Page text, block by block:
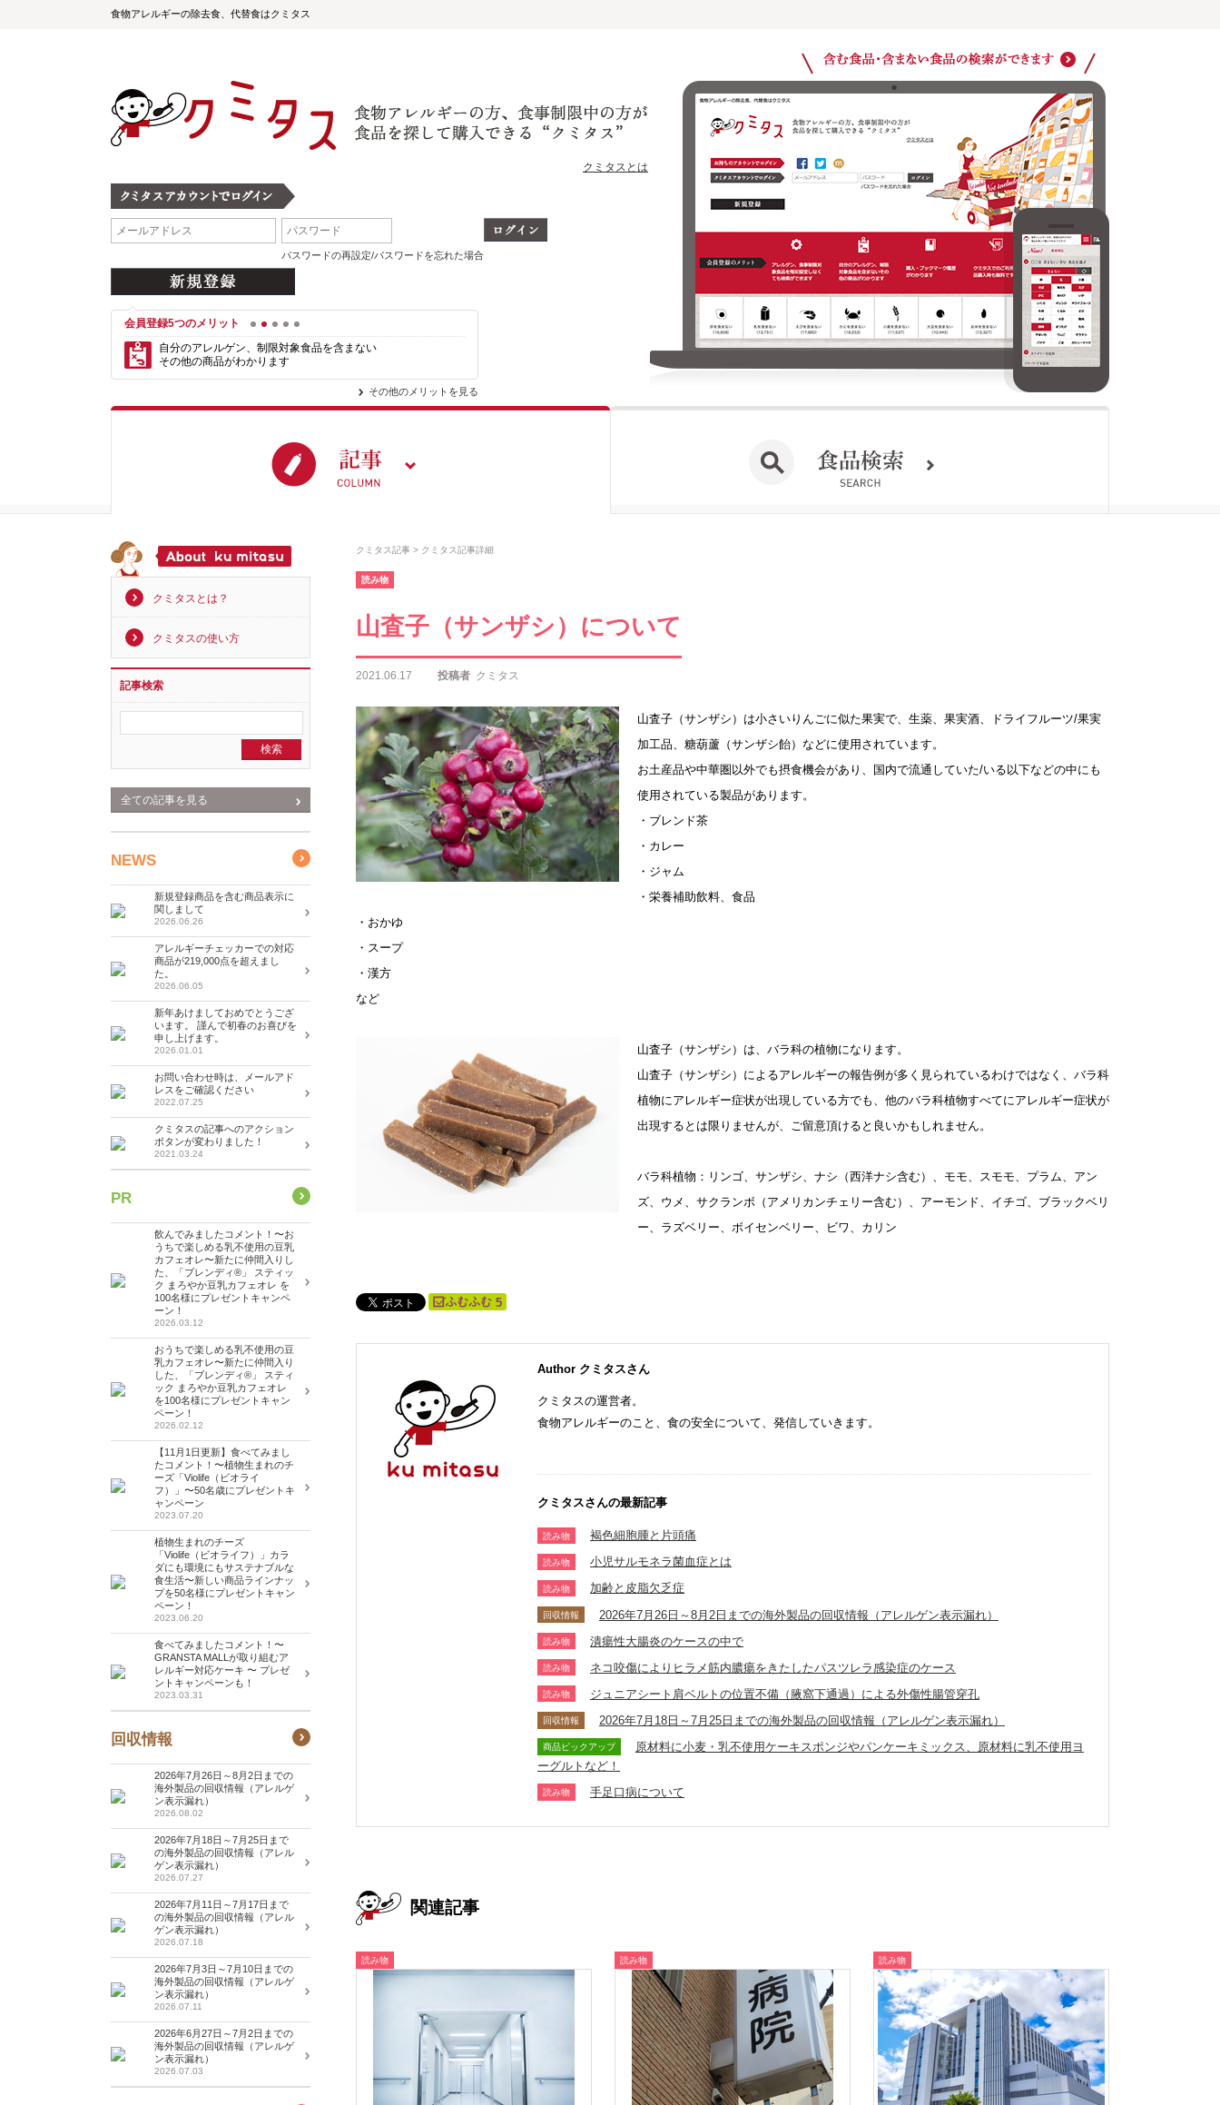
食物アレルギーの除去食、代替食はクミタス
クミタスとは
パスワードの再設定/パスワードを忘れた場合
会員登録5つのメリット 1 2 3 4
自分のアレルゲン、制限対象食品を含まない
その他の商品がわかります
購入・ブックマーク履歴がわかります クミタスでのご利用は商品購入時も無料です
その他のメリットを見る
クミタス記事 クミタス記事詳細
読み物
山査子（サンザシ）について
2021.06.17 投稿者 クミタス
山査子（サンザシ）は小さいりんごに似た果実で、生薬、果実酒、ドライフルーツ/果実
加工品、糖葫蘆（サンザシ飴）などに使用されています。
お土産品や中華圏以外でも摂食機会があり、国内で流通していた/いる以下などの中にも
使用されている製品があります。
・ブレンド茶
・カレー
​・ジャム
・栄養補助飲料、食品
・おかゆ
・スープ
・漢方
など
​山査子（サンザシ）は、バラ科の植物になります。
​山査子（サンザシ）によるアレルギーの報告例が多く見られているわけではなく、バラ科
植物にアレルギー症状が出現している方でも、他のバラ科植物すべてにアレルギー症状が
出現するとは限りませんが、ご留意頂けると良いかもしれません。
バラ科植物：リンゴ、サンザシ、ナシ（西洋ナシ含む）、モモ、スモモ、プラム、アン
ズ、ウメ、サクランボ（アメリカンチェリー含む）、アーモンド、イチゴ、ブラックベリ
ー、ラズベリー、ボイセンベリー、ビワ、カリン
5
Author クミタスさん
クミタスの運営者。
食物アレルギーのこと、食の安全について、発信していきます。
クミタスさんの最新記事
読み物 褐色細胞腫と片頭痛
読み物 小児サルモネラ菌血症とは
読み物 加齢と皮脂欠乏症
回収情報 2026年7月26日～8月2日までの海外製品の回収情報（アレルゲン表示漏れ）
読み物 潰瘍性大腸炎のケースの中で
読み物 ネコ咬傷によりヒラメ筋内膿瘍をきたしたパスツレラ感染症のケース
読み物 ジュニアシート肩ベルトの位置不備（腋窩下通過）による外傷性腸管穿孔
回収情報 2026年7月18日～7月25日までの海外製品の回収情報（アレルゲン表示漏れ）
商品ピックアップ
原材料に小麦・乳不使用ケーキスポンジやパンケーキミックス、原材料に乳不使用ヨ
ーグルトなど！
読み物 手足口病について
関連記事
読み物 読み物 読み物
クミタスとは？
クミタスの使い方
記事検索
全ての記事を見る
NEWS
新規登録商品を含む商品表示に
関しまして
2026.06.26
アレルギーチェッカーでの対応
商品が219,000点を超えまし
た。
2026.06.05
新年あけましておめでとうござ
います。 謹んで初春のお喜びを
申し上げます。
2026.01.01
お問い合わせ時は、メールアド
レスをご確認ください
2022.07.25
クミタスの記事へのアクション
ボタンが変わりました！
2021.03.24
PR
飲んでみましたコメント！〜お
うちで楽しめる乳不使用の豆乳
カフェオレ〜新たに仲間入りし
た、「ブレンディ®」 スティッ
ク まろやか豆乳カフェオレ を
100名様にプレゼントキャンペ
ーン！
2026.03.12
おうちで楽しめる乳不使用の豆
乳カフェオレ〜新たに仲間入り
した、「ブレンディ®」 スティ
ック まろやか豆乳カフェオレ
を100名様にプレゼントキャン
ペーン！
2026.02.12
【11月1日更新】食べてみまし
たコメント！〜植物生まれのチ
ーズ「Violife（ビオライ
フ）」〜50名歳にプレゼントキ
ャンペーン
2023.07.20
植物生まれのチーズ
「Violife（ビオライフ）」カラ
ダにも環境にもサステナブルな
食生活〜新しい商品ラインナッ
プを50名様にプレゼントキャン
ペーン！
2023.06.20
食べてみましたコメント！〜
GRANSTA MALLが取り組むア
レルギー対応ケーキ 〜 プレゼ
ントキャンペーンも！
2023.03.31
回収情報
2026年7月26日～8月2日までの
海外製品の回収情報（アレルゲ
ン表示漏れ）
2026.08.02
2026年7月18日～7月25日まで
の海外製品の回収情報（アレル
ゲン表示漏れ）
2026.07.27
2026年7月11日～7月17日まで
の海外製品の回収情報（アレル
ゲン表示漏れ）
2026.07.18
2026年7月3日～7月10日までの
海外製品の回収情報（アレルゲ
ン表示漏れ）
2026.07.11
2026年6月27日～7月2日までの
海外製品の回収情報（アレルゲ
ン表示漏れ）
2026.07.03